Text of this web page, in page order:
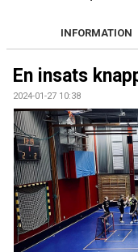
MATCHER
TRUPPEN
BILDGALLERI
DOKUMENT
KONTAKT
INFORMATION
En insats
2024-01-27 10:38